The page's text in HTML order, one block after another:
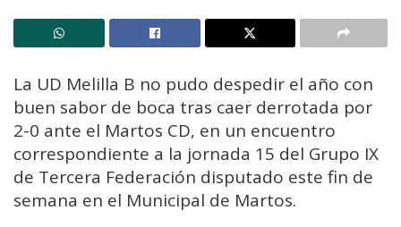
La UD Melilla B no pudo despedir el año con
buen sabor de boca tras caer derrotada por
2-0 ante el Martos CD, en un encuentro
correspondiente a la jornada 15 del Grupo IX
de Tercera Federación disputado este fin de
semana en el Municipal de Martos.